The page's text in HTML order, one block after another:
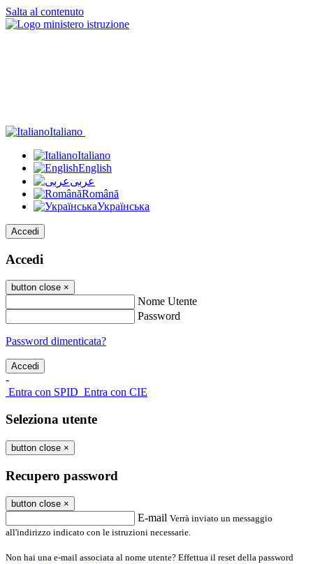
Salta al contenuto
Italiano
Italiano
English
عربى
Română
Українська
Accedi
Accedi
button close ×
Nome Utente
Password
Password dimenticata?
-
Entra con SPID Entra con CIE
Seleziona utente
button close ×
Recupero password
button close ×
E-mail Verrà inviato un messaggio
all'indirizzo indicato con le istruzioni necessarie.
Non hai una e-mail associata al nome utente? Effettua il reset della password